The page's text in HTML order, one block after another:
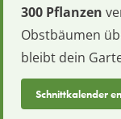
300 Pflanzen
Obstbäumen
bleibt dein
Schnittkalender